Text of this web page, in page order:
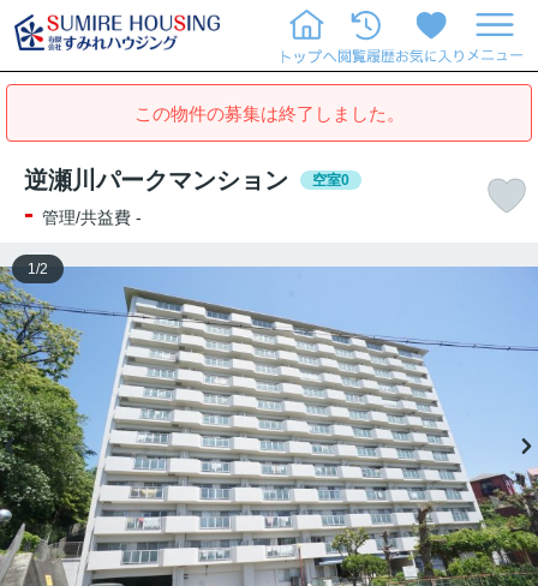
この物件の募集は終了しました。
逆瀬川パークマンション 空室0
- 管理/共益費 -
1 /2